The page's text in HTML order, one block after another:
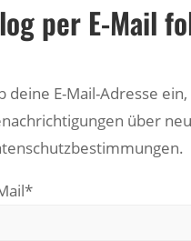
per E-Mail
deine E-Mail-Adresse
über